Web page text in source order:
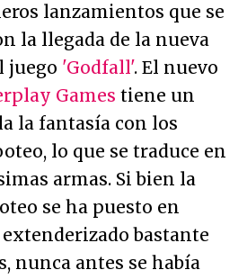
lanzamientos que se
la llegada de la nueva
juego 'Godfall'. El nuevo
Games tiene un
la fantasía con los
lo que se traduce en
armas. Si bien la
se ha puesto en
bastante
nunca antes se había